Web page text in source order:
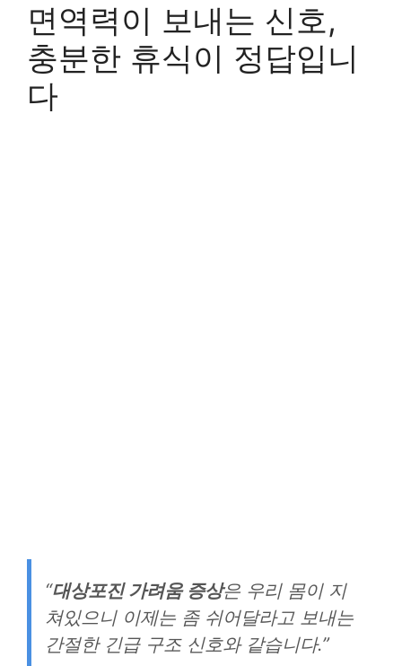
면역력이 보내는 신호,
충분한 휴식이 정답입니
다
“대상포진 가려움 증상은 우리 몸이 지
쳐있으니 이제는 좀 쉬어달라고 보내는
간절한 긴급 구조 신호와 같습니다.”